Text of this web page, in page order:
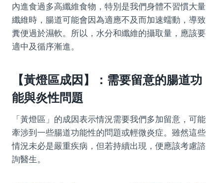
內進食過多高纖維食物，特別是我們身體不習慣大量
纖維時，腸道可能會因為適應不及而加速蠕動，導致
糞便過於濕軟。所以，水分和纖維的攝取量，應該要
適中及循序漸進。
【黃燈區成因】：需要留意的腸道功
能與炎性問題
「黃燈區」的成因表示情況需要我們多加留意，可能
牽涉到一些腸道功能性的問題或輕微炎症。雖然這些
情況未必是嚴重疾病，但若持續出現，便應該考慮諮
詢醫生。